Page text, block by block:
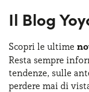
CHI SIAMO
La nostra
Lavora con noi
COME
PERCHÉ
Il Blog
Scopri le ultime
Resta sempre
tendenze, sulle
perdere mai di